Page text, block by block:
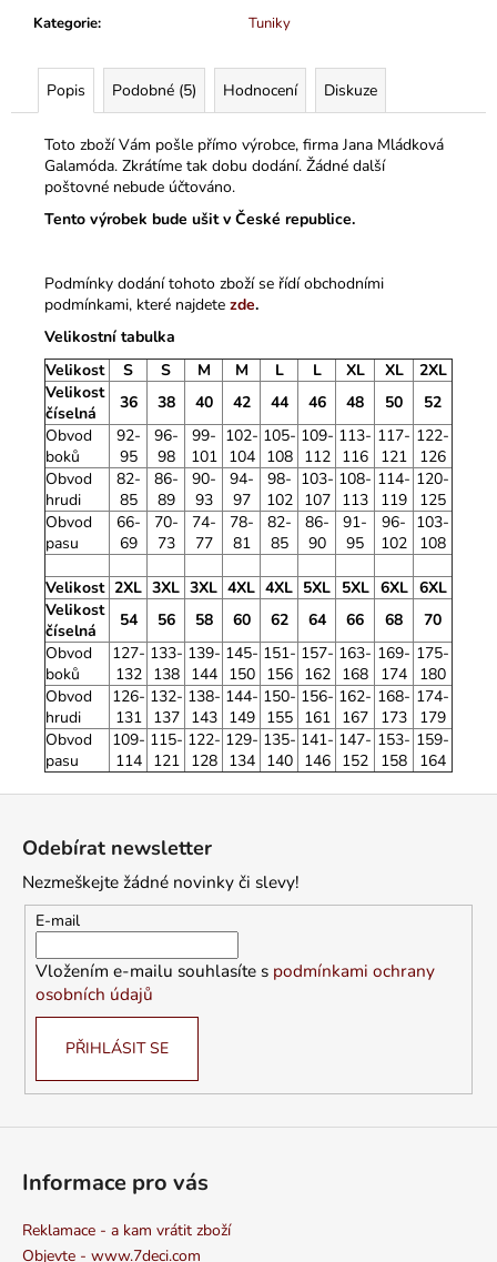
Kategorie: Tuniky
Popis Podobné (5) Hodnocení Diskuze
Toto zboží Vám pošle přímo výrobce, firma Jana Mládková
Galamóda. Zkrátíme tak dobu dodání. Žádné další
poštovné nebude účtováno.
Tento výrobek bude ušit v České republice.
Podmínky dodání tohoto zboží se řídí obchodními
podmínkami, které najdete zde.
Velikostní tabulka
Velikost
S S M M L L XL XL
2XL
Velikost
číselná
36 38 40 42 44 46 48 50
52
Obvod
boků
92-
95
96-
98
99-
101
102-
104
105-
108
109-
112
113-
116
117-
121
122-
126
Obvod
hrudi
82-
85
86-
89
90-
93
94-
97
98-
102
103-
107
108-
113
114-
119
120-
125
Obvod
pasu
66-
69
70-
73
74-
77
78-
81
82-
85
86-
90
91-
95
96-
102
103-
108
Velikost 2XL 3XL 3XL 4XL 4XL 5XL 5XL 6XL 6XL
Velikost
číselná
54 56 58 60 62 64 66 68
70
Obvod
boků
127-
132
133-
138
139-
144
145-
150
151-
156
157-
162
163-
168
169-
174
175-
180
Obvod
hrudi
126-
131
132-
137
138-
143
144-
149
150-
155
156-
161
162-
167
168-
173
174-
179
Obvod
pasu
109-
114
115-
121
122-
128
129-
134
135-
140
141-
146
147-
152
153-
158
159-
164
Odebírat newsletter
Nezmeškejte žádné novinky či slevy!
E-mail
Vložením e-mailu souhlasíte s podmínkami ochrany
osobních údajů
PŘIHLÁSIT SE
Informace pro vás
Reklamace - a kam vrátit zboží
Objevte - www.7deci.com